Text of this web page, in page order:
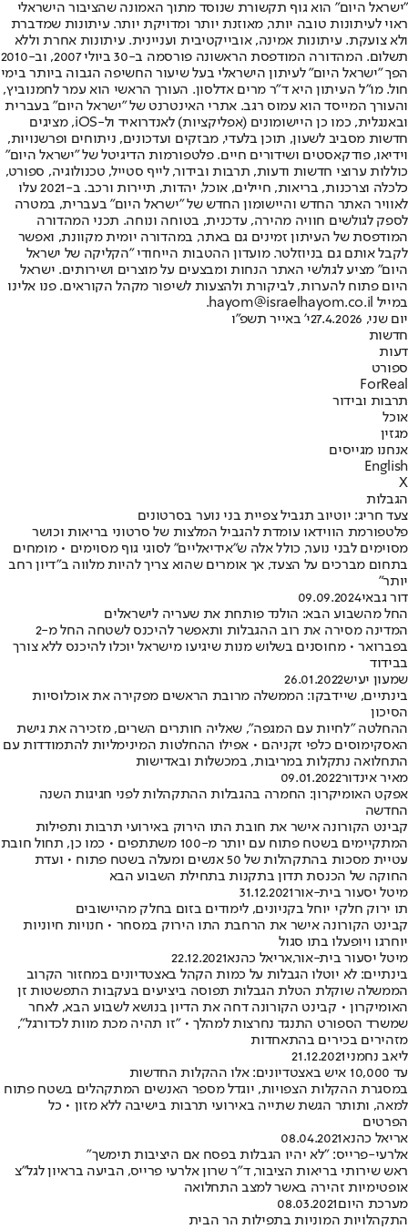
"ישראל היום" הוא גוף תקשורת שנוסד מתוך האמונה שהציבור הישראלי
ראוי לעיתונות טובה יותר, מאוזנת יותר ומדויקת יותר. עיתונות שמדברת
ולא צועקת. עיתונות אמינה, אובייקטיבית ועניינית. עיתונות אחרת וללא
תשלום. המהדורה המודפסת הראשונה פורסמה ב-30 ביולי 2007, וב-2010
הפך "ישראל היום" לעיתון הישראלי בעל שיעור החשיפה הגבוה ביותר בימי
חול. מו"ל העיתון היא ד"ר מרים אדלסון. העורך הראשי הוא עמר לחמנוביץ,
והעורך המייסד הוא עמוס רגב. אתרי האינטרנט של "ישראל היום" בעברית
ובאנגלית, כמו כן היישומונים (אפליקציות) לאנדרואיד ול-iOS, מציגים
חדשות מסביב לשעון, תוכן בלעדי, מבזקים ועדכונים, ניתוחים ופרשנויות,
וידיאו, פודקאסטים ושידורים חיים. פלטפורמות הדיגיטל של "ישראל היום"
כוללות ערוצי חדשות ודעות, תרבות ובידור, לייף סטייל, טכנולוגיה, ספורט,
כלכלה וצרכנות, בריאות, חיילים, אוכל, יהדות, תיירות ורכב. ב-2021 עלו
לאוויר האתר החדש והיישומון החדש של "ישראל היום" בעברית, במטרה
לספק לגולשים חוויה מהירה, עדכנית, בטוחה ונוחה. תכני המהדורה
המודפסת של העיתון זמינים גם באתר, במהדורה יומית מקוונת, ואפשר
לקבל אותם גם בניוזלטר. מועדון ההטבות הייחודי "הקליקה של ישראל
היום" מציע לגולשי האתר הנחות ומבצעים על מוצרים ושירותים. ישראל
היום פתוח להערות, לביקורת ולהצעות לשיפור מקהל הקוראים. פנו אלינו
במייל hayom@israelhayom.co.il.
יום שני, 27.4.2026
י' באייר תשפ"ו
חדשות
דעות
ספורט
ForReal
תרבות ובידור
אוכל
מגזין
אנחנו מגייסים
English
X
הגבלות
צעד חריג: יוטיוב תגביל צפיית בני נוער בסרטונים
פלטפורמת הווידאו עומדת להגביל המלצות של סרטוני בריאות וכושר
מסוימים לבני נוער, כולל אלה ש"אידיאליים" לסוגי גוף מסוימים • מומחים
בתחום מברכים על הצעד, אך אומרים שהוא צריך להיות מלווה ב"דיון רחב
יותר"
דור גבאי09.09.2024
החל מהשבוע הבא: הולנד פותחת את שעריה לישראלים
המדינה מסירה את רוב ההגבלות ותאפשר להיכנס לשטחה החל מ-2
בפברואר • מחוסנים בשלוש מנות שיגיעו מישראל יוכלו להיכנס ללא צורך
בבידוד
שמעון יעיש26.01.2022
בינתיים, שיידבקו: הממשלה מרובת הראשים מפקירה את אוכלוסיות
הסיכון
ההחלטה "לחיות עם המגפה", שאליה חותרים השרים, מזכירה את גישת
האסקימוסים כלפי זקניהם • אפילו ההחלטות המינימליות להתמודדות עם
התחלואה נתקלות במריבות, במכשלות ובאדישות
מאיר אינדור09.01.2022
אפקט האומיקרון: החמרה בהגבלות ההתקהלות לפני חגיגות השנה
החדשה
קבינט הקורונה אישר את חובת התו הירוק באירועי תרבות ותפילות
המתקיימים בשטח פתוח עם יותר מ-100 משתתפים • כמו כן, תחול חובת
עטיית מסכות בהתקהלות של 50 אנשים ומעלה בשטח פתוח • ועדת
החוקה של הכנסת תדון בתקנות בתחילת השבוע הבא
מיטל יסעור בית-אור31.12.2021
תו ירוק חלקי יוחל בקניונים, לימודים בזום בחלק מהיישובים
קבינט הקורונה אישר את הרחבת התו הירוק במסחר • חנויות חיוניות
יוחרגו ויופעלו בתו סגול
מיטל יסעור בית-אור,אריאל כהנא22.12.2021
בינתיים: לא יוטלו הגבלות על כמות הקהל באצטדיונים במחזור הקרוב
הממשלה שוקלת הטלת הגבלות תפוסה ביציעים בעקבות התפשטות זן
האומיקרון • קבינט הקורונה דחה את הדיון בנושא לשבוע הבא, לאחר
שמשרד הספורט התנגד נחרצות למהלך • "זו תהיה מכת מוות לכדורגל",
מזהירים בכירים בהתאחדות
ליאב נחמני21.12.2021
עד 10,000 איש באצטדיונים: אלו ההקלות החדשות
במסגרת ההקלות הצפויות, יוגדל מספר האנשים המתקהלים בשטח פתוח
למאה, ותותר הגשת שתייה באירועי תרבות בישיבה ללא מזון • כל
הפרטים
אריאל כהנא08.04.2021
אלרעי-פרייס: "לא יהיו הגבלות בפסח אם היציבות תימשך"
ראש שירותי בריאות הציבור, ד"ר שרון אלרעי פרייס, הביעה בראיון לגל"צ
אופטימיות זהירה באשר למצב התחלואה
מערכת היום08.03.2021
התקהלויות המוניות בתפילות הר הבית